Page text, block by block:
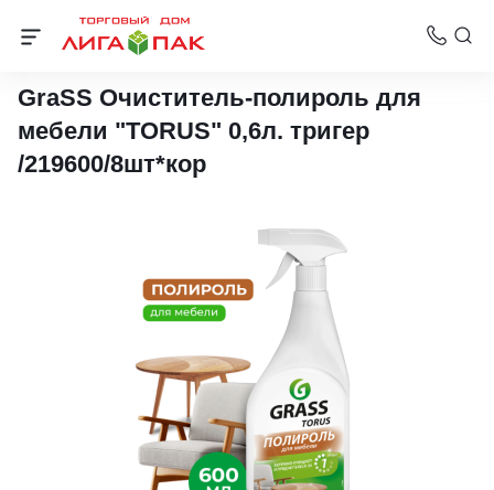
Освежители воздуха и полироли
GraSS Очиститель-полироль для
мебели "TORUS" 0,6л. тригер
/219600/8шт*кор